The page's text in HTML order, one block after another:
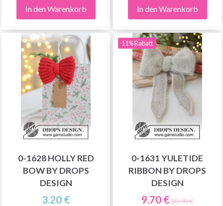
In den Warenkorb In den Warenkorb
0-1628 HOLLY RED
BOW BY DROPS
DESIGN
3.20 €
11% Rabatt
0-1631 YULETIDE
RIBBON BY DROPS
DESIGN
9.70 €10.90 €